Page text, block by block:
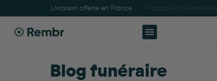
Livraison offerte en France
Blog funéraire